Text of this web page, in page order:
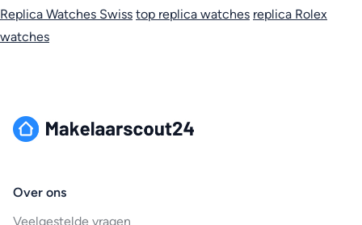
Replica Watches Swiss top replica watches replica Rolex
watches
Over ons
Veelgestelde vragen